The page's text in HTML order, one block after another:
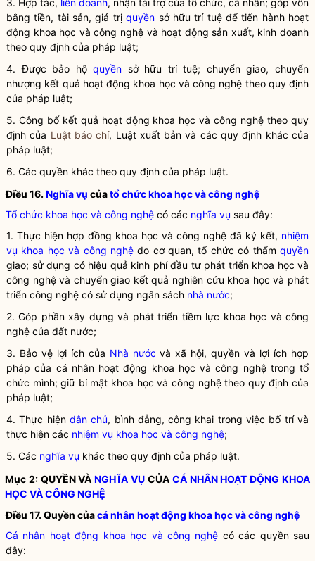
3. Hợp tác, liên doanh, nhận tài trợ của tổ chức, cá nhân; góp vốn
bằng tiền, tài sản, giá trịquyền sở hữu trí tuệ để tiến hành hoạt
động khoa học và công nghệvà hoạt động sản xuất, kinh doanh
theo quy định của pháp luật;
4. Được bảo hộquyền sở hữu trí tuệ; chuyển giao, chuyển
nhượng kết quả hoạt động khoa học và công nghệ theo quy định
của pháp luật;
5. Công bố kết quả hoạt động khoa học và công nghệ theo quy
định của Luật báo chí, Luậtxuất bản và các quy định khác của
pháp luật;
6. Các quyền khác theo quy định của pháp luật.
Điều 16.Nghĩa vụ củatổ chức khoa học và công nghệ
Tổ chức khoa học và công nghệ có các nghĩa vụ sau đây:
1. Thực hiện hợp đồng khoa học và công nghệ đã ký kết, nhiệm
vụ khoa học và công nghệdo cơ quan, tổ chức có thẩmquyền
giao; sử dụng có hiệu quả kinh phí đầu tư phát triển khoa học và
công nghệ và chuyển giao kết quả nghiên cứu khoa học và phát
triển công nghệ có sử dụng ngân sách nhà nước;
2. Góp phần xây dựng và phát triển tiềm lực khoa học và công
nghệ của đất nước;
3. Bảo vệ lợi ích của Nhà nước và xã hội, quyền và lợi ích hợp
pháp của cá nhân hoạt động khoa học và công nghệtrong tổ
chức mình; giữ bí mật khoa học và công nghệ theo quy định của
pháp luật;
4. Thực hiện dân chủ, bình đẳng, công khai trong việc bố trí và
thực hiện các nhiệm vụ khoa học và công nghệ;
5. Các nghĩa vụ khác theo quy định của pháp luật.
Mục 2: QUYỀN VÀNGHĨA VỤ CỦA CÁ NHÂN HOẠT ĐỘNG KHOA
HỌC VÀ CÔNG NGHỆ
Điều 17. Quyền củacá nhân hoạt động khoa học và công nghệ
Cá nhân hoạt động khoa học và công nghệ có các quyền sau
đây: